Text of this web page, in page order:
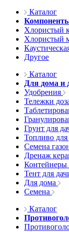
Каталог
Хлористый
Хлористый
Другое
Каталог
Для дома и
Удобрения
Тележки
Грунт для
Топливо для
Семена
Дренаж
Контейнеры
Тент для
Для дома
Семена
Каталог